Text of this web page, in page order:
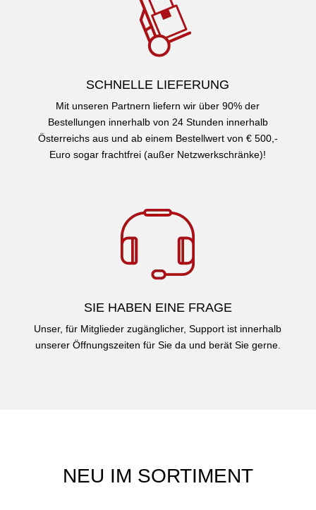
SCHNELLE LIEFERUNG
Mit unseren Partnern liefern wir über 90% der
Bestellungen innerhalb von 24 Stunden innerhalb
Österreichs aus und ab einem Bestellwert von € 500,-
Euro sogar frachtfrei (außer Netzwerkschränke)!
SIE HABEN EINE FRAGE
Unser, für Mitglieder zugänglicher, Support ist innerhalb
unserer Öffnungszeiten für Sie da und berät Sie gerne.
NEU IM SORTIMENT